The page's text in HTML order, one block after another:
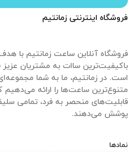
فروشگاه اینترنتی زمانتیم
فروشگاه آنلاین ساعت زمانتیم با هدف
باکیفیت‌ترین ساات‌ به مشتریان عزیز
است. در زمانتیم، ما به شما
متنوع‌ترین ساعت‌ها را ارائه
قابلیت‌های منحصر به فرد، تمامی
پوشش می‌دهند.
نمادها